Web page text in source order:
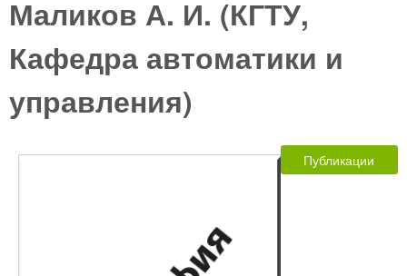
Маликов А. И. (КГТУ,
Кафедра автоматики и
управления)
Публикации